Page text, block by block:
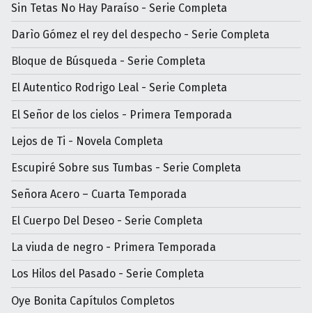
Sin Tetas No Hay Paraíso - Serie Completa
Darìo Gómez el rey del despecho - Serie Completa
Bloque de Búsqueda - Serie Completa
El Autentico Rodrigo Leal - Serie Completa
El Señor de los cielos - Primera Temporada
Lejos de Ti - Novela Completa
Escupiré Sobre sus Tumbas - Serie Completa
Señora Acero – Cuarta Temporada
El Cuerpo Del Deseo - Serie Completa
La viuda de negro - Primera Temporada
Los Hilos del Pasado - Serie Completa
Oye Bonita Capítulos Completos